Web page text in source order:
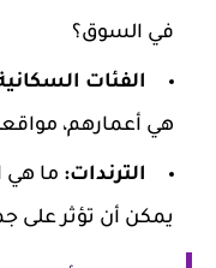
في السوق؟
الفئات
هي أعمارهم،
الترندات: ما هي
يمكن أن تؤثر على